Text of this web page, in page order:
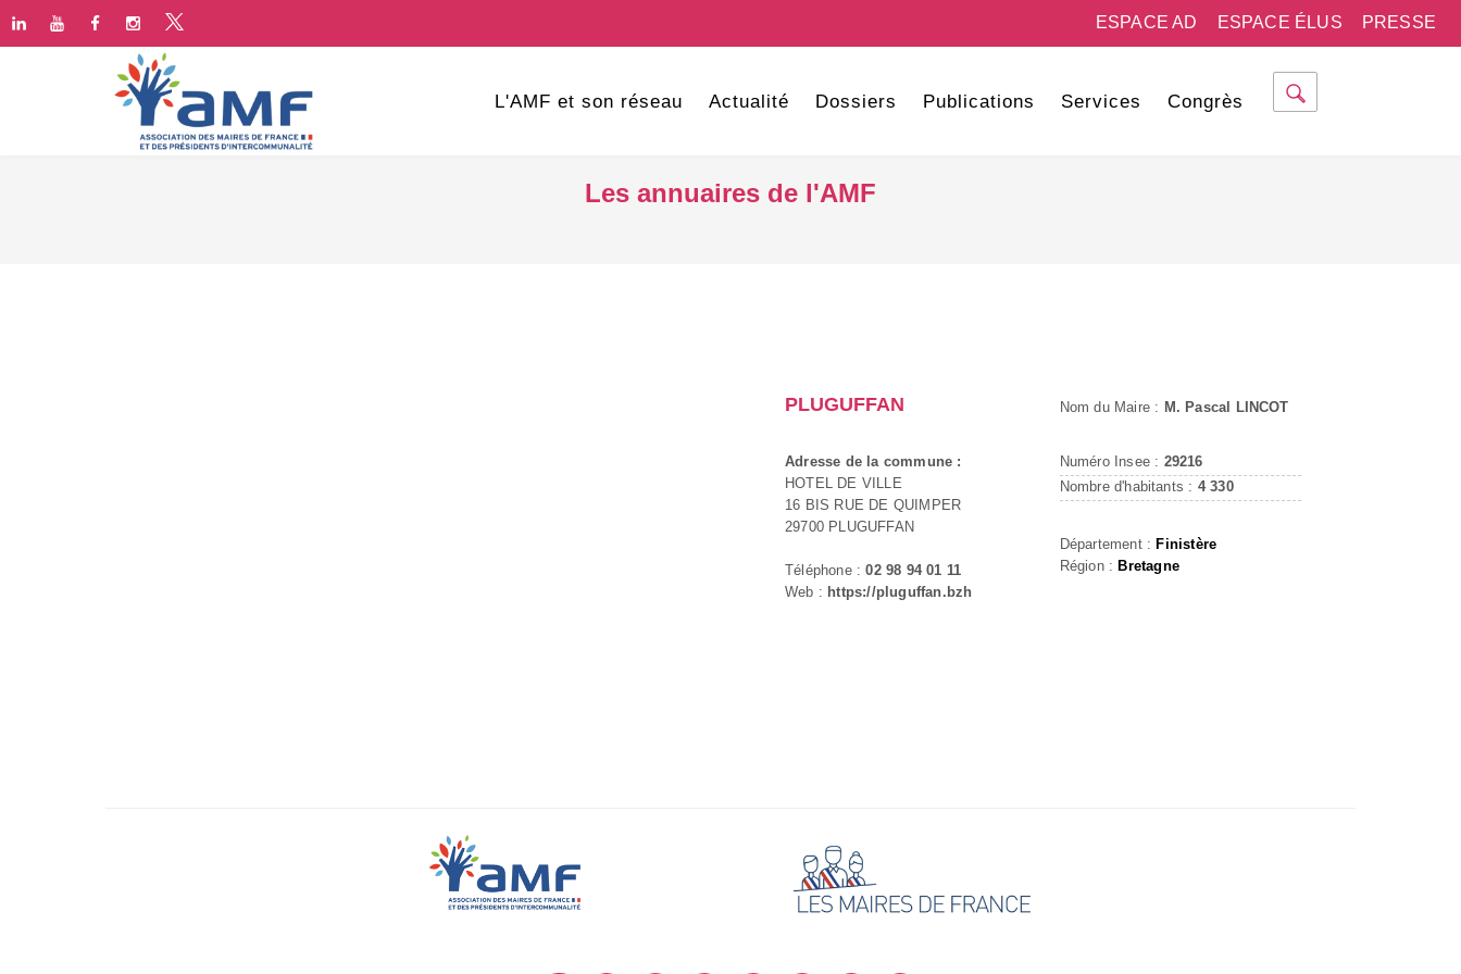
PRESSE
ESPACE ÉLUS
ESPACE AD
L'AMF et son réseau Actualité Dossiers Publications Services Congrès
Les annuaires de l'AMF
PLUGUFFAN
Adresse de la commune :
HOTEL DE VILLE
16 BIS RUE DE QUIMPER
29700 PLUGUFFAN
Téléphone :02 98 94 01 11
Web : https://pluguffan.bzh
Nom du Maire : M. Pascal LINCOT
Numéro Insee : 29216
Nombre d'habitants : 4 330
Département : Finistère
Région : Bretagne